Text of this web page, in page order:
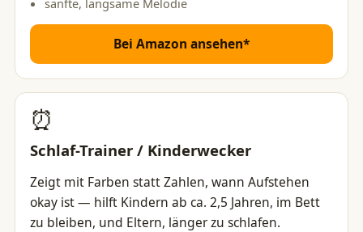
sanfte, langsame Melodie
Bei Amazon ansehen*
⏰
Schlaf-Trainer / Kinderwecker
Zeigt mit Farben statt Zahlen, wann Aufstehen
okay ist — hilft Kindern ab ca. 2,5 Jahren, im Bett
zu bleiben, und Eltern, länger zu schlafen.